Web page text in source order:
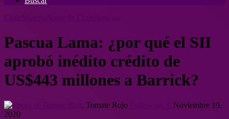
Pascua Lama: ¿por qué el SII
aprobó inédito crédito de
US$443 millones a Barrick?
Tomate Rojo
Noviembre 19,
2020